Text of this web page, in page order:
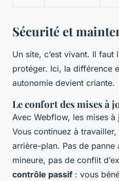
Sécurité et
Un site, c’est vivant. Il
protéger. Ici, la différence
autonomie devient criante.
Le confort des mises à
Avec Webflow, les mises
Vous continuez à
arrière-plan. Pas de panne
mineure, pas de conflit
contrôle passif : vous